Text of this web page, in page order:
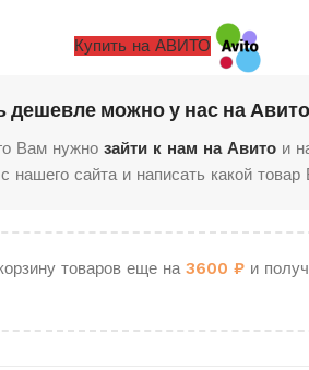
Купить на АВИТО
дешевле можно у нас на Авито
Вам нужно зайти к нам на Авитои
нашего сайта и написать какой товар
товаров еще на 3600 ₽и